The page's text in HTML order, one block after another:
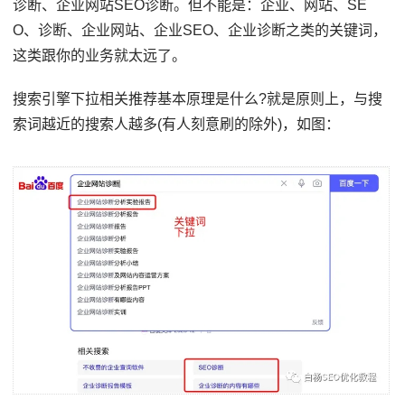
诊断、企业网站SEO诊断。但不能是：企业、网站、SE
O、诊断、企业网站、企业SEO、企业诊断之类的关键词，
这类跟你的业务就太远了。
搜索引擎下拉相关推荐基本原理是什么?就是原则上，与搜
索词越近的搜索人越多(有人刻意刷的除外)，如图：